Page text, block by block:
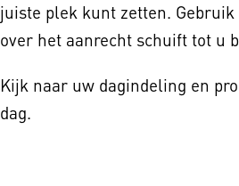
juiste plek kunt zetten.
over het aanrecht schuift tot u
Kijk naar uw dagindeling en
dag.